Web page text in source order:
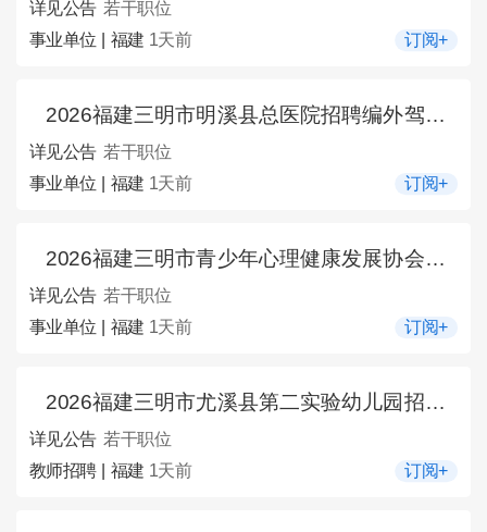
详见公告 若干职位
事业单位 | 福建 1天前 订阅+
2026福建三明市明溪县总医院招聘编外驾驶员1人公告
详见公告 若干职位
事业单位 | 福建 1天前 订阅+
2026福建三明市青少年心理健康发展协会招募负责人5人公告
详见公告 若干职位
事业单位 | 福建 1天前 订阅+
2026福建三明市尤溪县第二实验幼儿园招聘教师若干人公告
详见公告 若干职位
教师招聘 | 福建 1天前 订阅+